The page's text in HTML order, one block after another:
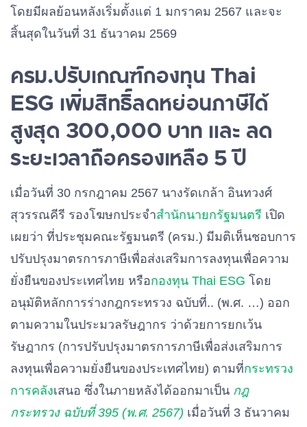
โดยมีผลย้อนหลังเริ่มตั้งแต่ 1 มกราคม 2567 และจะ
สิ้นสุดในวันที่ 31 ธันวาคม 2569
ครม.ปรับเกณฑ์กองทุน Thai
ESG เพิ่มสิทธิ์ลดหย่อนภาษีได้
สูงสุด 300,000 บาท และ ลด
ระยะเวลาถือครองเหลือ 5 ปี
เมื่อวันที่ 30 กรกฎาคม 2567 นางรัดเกล้า อินทวงศ์
สุวรรณคีรี รองโฆษกประจำสำนักนายกรัฐมนตรี เปิด
เผยว่า ที่ประชุมคณะรัฐมนตรี (ครม.) มีมติเห็นชอบการ
ปรับปรุงมาตรการภาษีเพื่อส่งเสริมการลงทุนเพื่อความ
ยั่งยืนของประเทศไทย หรือกองทุน Thai ESG โดย
อนุมัติหลักการร่างกฎกระทรวง ฉบับที่.. (พ.ศ. …) ออก
ตามความในประมวลรัษฎากร ว่าด้วยการยกเว้น
รัษฎากร (การปรับปรุงมาตรการภาษีเพื่อส่งเสริมการ
ลงทุนเพื่อความยั่งยืนของประเทศไทย) ตามที่กระทรวง
การคลังเสนอ ซึ่งในภายหลังได้ออกมาเป็น กฎ
กระทรวง ฉบับที่ 395 (พ.ศ. 2567) เมื่อวันที่ 3 ธันวาคม